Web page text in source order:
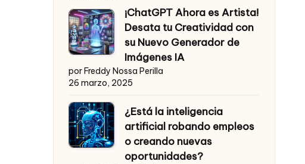
¡ChatGPT Ahora es Artista!
Desata tu Creatividad con
su Nuevo Generador de
Imágenes IA
por Freddy Nossa Perilla
26 marzo, 2025
¿Está la inteligencia
artificial robando empleos
o creando nuevas
oportunidades?